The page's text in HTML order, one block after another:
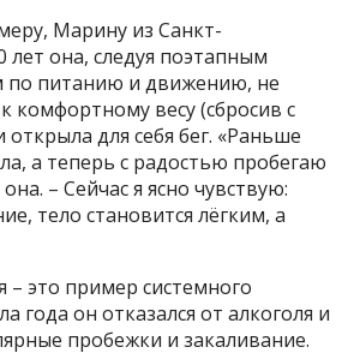
Марину из Санкт-
лет она, следуя поэтапным
по питанию и движению, не
комфортному весу (сбросив с
открыла для себя бег. «Раньше
а теперь с радостью пробегаю
– Сейчас я ясно чувствую:
тело становится лёгким, а
– это пример системного
года он отказался от алкоголя и
пробежки и закаливание.